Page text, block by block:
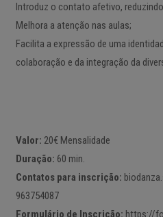
Introduz o contato afetivo,
Melhora a atenção nas aulas;
Facilita a expressão de uma
colaboração e da integração da
Valor: 20€ Mensalidade
Duração: 60 min.
Contatos para inscrição:
963754087
Formulário de Inscrição: https://